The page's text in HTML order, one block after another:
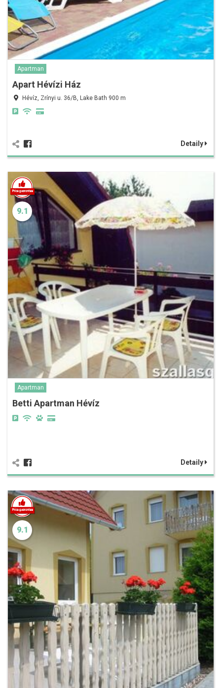
Apartman
Apart Hévízi Ház
Hévíz, Zrínyi u. 36/B, Lake Bath 900 m
Detaily
9.1
Apartman
Betti Apartman Hévíz
Detaily
9.1